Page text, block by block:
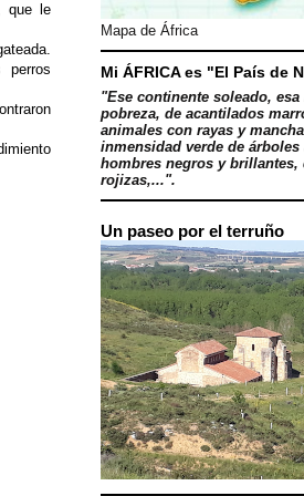
que le
perros
Mapa de África
Mi ÁFRICA es "El País de
"Ese continente soleado,
pobreza, de acantilados
animales con rayas y
inmensidad verde de
hombres negros y brillantes,
rojizas,...".
Un paseo por el terruño